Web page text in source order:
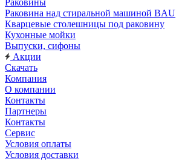
Раковины
Раковина над стиральной машиной BAU
Кварцевые столешницы под раковину
Кухонные мойки
Выпуски, сифоны
Акции
Скачать
Компания
О компании
Контакты
Партнеры
Контакты
Сервис
Условия оплаты
Условия доставки